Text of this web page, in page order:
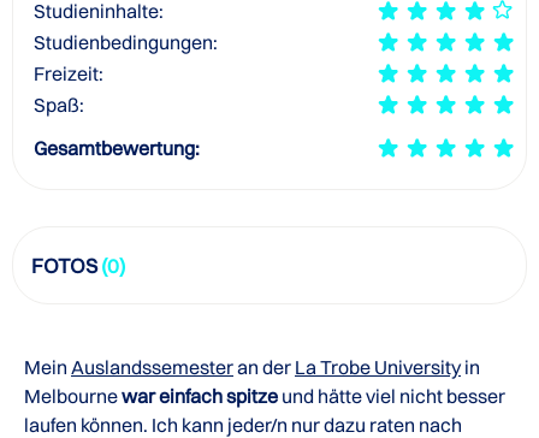
Studieninhalte:
Studienbedingungen:
Freizeit:
Spaß:
Gesamtbewertung:
FOTOS(0)
Mein Auslandssemesteran der La Trobe Universityin
Melbournewar einfach spitze und hätte viel nicht besser
laufen können. Ich kann jeder/n nur dazu raten nach